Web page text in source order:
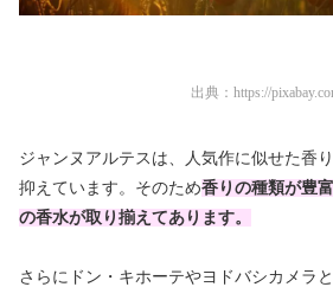
出典： https://
ジャンヌアルテスは、人気作に似せた香
抑えています。そのため香りの種類が豊
の香水が取り揃えてあります。
さらにドン・キホーテやヨドバシカメラ